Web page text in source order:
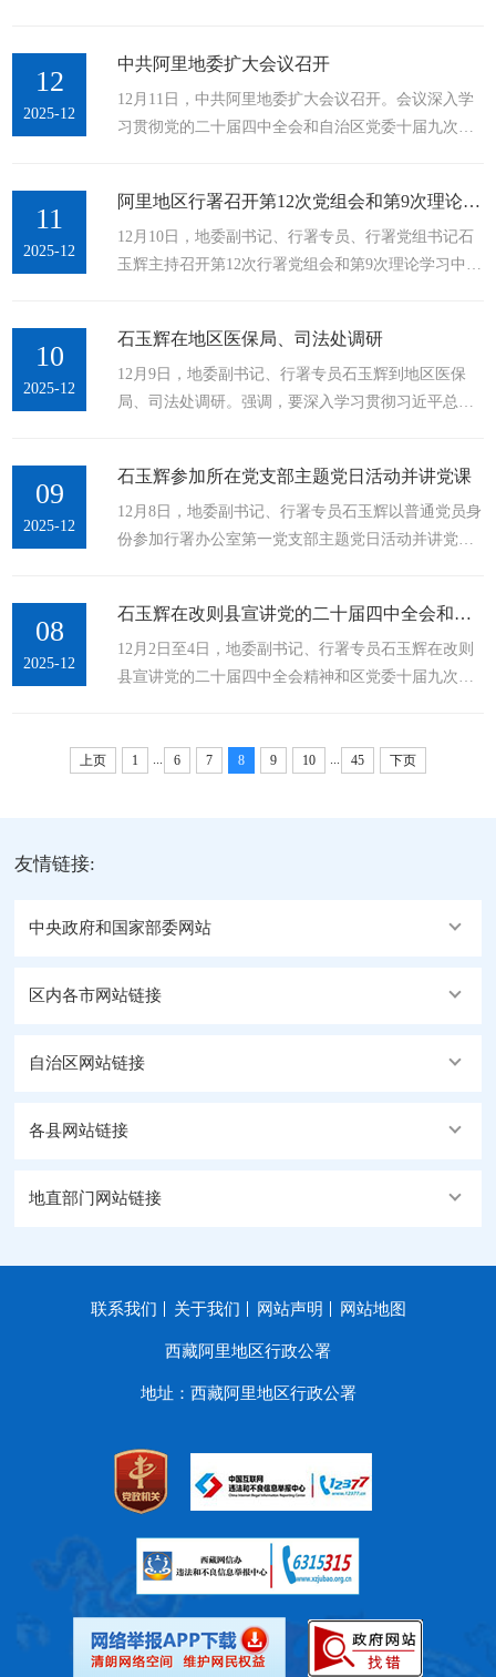
市市长专员如何规划拉萨市委副书记 ...
照地委扩大会议要求，加强党组织建设、夯实基层基
础，为推动新时代阿里长治久安和高质量发展提供坚
强组织保障。12月11日至13日，地委副书记、行署专
12
2025-12
中共阿里地委扩大会议召开
12月11日，中共阿里地委扩大会议召开。会议深入学
习贯彻党的二十届四中全会和自治区党委十届九次全
地区上下聚焦“四件大事”聚力“四个创建”，系统谋划
未来五年阿里发展的宏伟蓝图和行动纲领，进一步凝
心聚力、真抓实干，努力把阿里建设成为雪域高原
11
2025-12
阿里地区行署召开第12次党组会和第9次理论学习中心组集体学习会
12月10日，地委副书记、行署专员、行署党组书记石
玉辉主持召开第12次行署党组会和第9次理论学习中心
门党委（党组）党风廉政建设、意识形态工作情况汇
报，研究部署行署系统有关工作。12月10日，地委副
书记、行署专员、行署党组书记石玉辉主持召开第12
10
2025-12
石玉辉在地区医保局、司法处调研
12月9日，地委副书记、行署专员石玉辉到地区医保
局、司法处调研。强调，要深入学习贯彻习近平总书
全会精神，按照地委部署要求，立足部门职责，强化
责任担当，以实干争先推动阿里经济社会高质量发展
再上新台阶。12月9日，地委副书记、行署专员石玉辉
问干部职工，...
09
2025-12
石玉辉参加所在党支部主题党日活动并讲党课
12月8日，地委副书记、行署专员石玉辉以普通党员身
份参加行署办公室第一党支部主题党日活动并讲党
治藏方略，全面贯彻落实党的二十届四中全会精神和
区党委十届九次全会精神，当好“坚强前哨”和“巩固后
院”，为建设雪域高原的“西部明珠”贡献力量。12月8
08
2025-12
石玉辉在改则县宣讲党的二十届四中全会和区党委十届九次全会精神
12月2日至4日，地委副书记、行署专员石玉辉在改则
县宣讲党的二十届四中全会精神和区党委十届九次全
次全会精神，坚持以人民为中心的发展思想，做好冬
上页 1 6 7 8 9 10 45 下页
友情链接:
中央政府和国家部委网站
区内各市网站链接
自治区网站链接
各县网站链接
地直部门网站链接
联系我们 关于我们 网站声明 网站地图
西藏阿里地区行政公署
地址：西藏阿里地区行政公署